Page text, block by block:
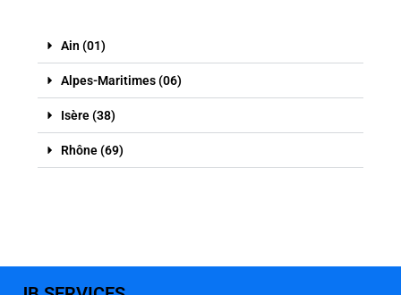
Ain (01)
Alpes-Maritimes (06)
Isère (38)
Rhône (69)